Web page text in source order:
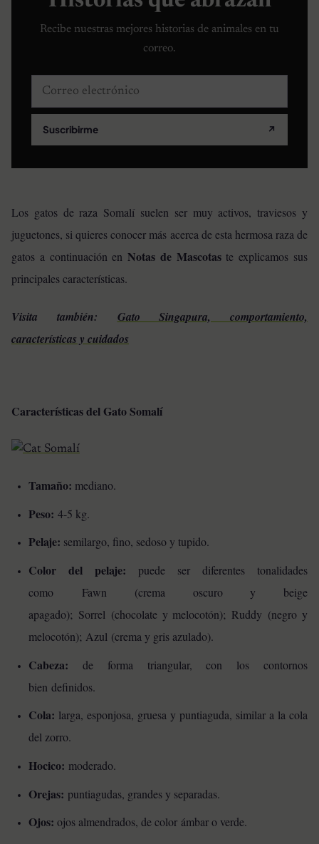
Recibe nuestras mejores historias de animales en tu
correo.
Correo electrónico
Suscribirme ↗
Los gatos de raza Somalí suelen ser muy activos, traviesos y
juguetones, si quieres conocer más acerca de esta hermosa raza de
gatos a continuación enNotas de Mascotaste explicamos sus
principales características.
Visita también: Gato Singapura, comportamiento,
características y cuidados
Características del Gato Somalí
Tamaño: mediano.
Peso: 4-5 kg.
Pelaje: semilargo, fino, sedoso y tupido.
Color del pelaje: puede ser diferentes tonalidades
como Fawn (crema oscuro y beige
apagado); Sorrel (chocolate y melocotón); Ruddy (negro y
melocotón); Azul (crema y gris azulado).
Cabeza: de forma triangular, con los contornos
bien definidos.
Cola: larga, esponjosa, gruesa y puntiaguda, similar a la cola
del zorro.
Hocico: moderado.
Orejas: puntiagudas, grandes y separadas.
Ojos: ojos almendrados, de color ámbar o verde.